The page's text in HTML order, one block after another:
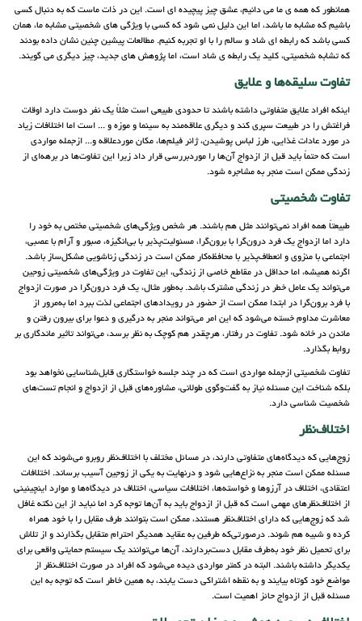
همانطور که همه ی ما می دانیم، عشق چیز پیچیده ای است. این در ذات ماست که به دنبال کسی
باشیم که مشابه ما باشد، اما این دلیل نمی شود که کسی با ویژگی های شخصیتی مشابه ما، همان
کسی باشد که رابطه ای شاد و سالم را با او تجربه کنیم. مطالعات پیشین چنین نشان داده بودند
که تشابه شخصیتی، کلید یک رابطه ی شاد است، اما پژوهش های جدید، چیز دیگری می گویند.
تفاوت سلیقه‌ها و علایق
اینکه افراد علایق متفاوتی داشته باشند تا حدودی طبیعی است مثلاً یک نفر دوست دارد اوقات
فراغتش را در طبیعت سپری کند و دیگری علاقه‌مند به سینما و موزه و ... است اما اختلافات زیاد
در مورد عادات غذایی، طرز لباس پوشیدن، ژانر فیلم‌ها، مکان موردعلاقه و... ازجمله مواردی
است که حتماً باید قبل از ازدواج آن‌ها را موردبررسی قرار داد زیرا این تفاوت‌ها در برهه‌ای از
زندگی ممکن است منجر به مشاجره شود.
تفاوت شخصیتی
طبیعتاً همه افراد نمی‌توانند مثل هم باشند. هر شخص ویژگی‌های شخصیتی مختص به خود را
دارد اما ازدواج یک فرد درون‌گرا با برون‌گرا، مسئولیت‌پذیر با بی‌انگیزه، صبور و آرام با عصبی،
اجتماعی با منزوی و انعطاف‌پذیر با محافظه‌کار ممکن است در زندگی زناشویی مشکل‌ساز باشد.
اگرنه همیشه، اما حداقل در مقاطع خاصی از زندگی، این تفاوت در ویژگی‌های شخصیتی زوجین
می‌تواند یک عامل خطر در زندگی مشترک باشد. به‌طور مثال، یک فرد درون‌گرا در صورت ازدواج
با فرد برون‌گرا در ابتدا ممکن است از حضور در رویدادهای اجتماعی لذت ببرد اما به‌مرور از
معاشرت مداوم خسته می‌شود که این امر می‌تواند منجر به درگیری و دعوا برای بیرون رفتن و
ماندن در خانه شود. تفاوت در رفتار، هرچقدر هم کوچک به نظر برسد، می‌تواند تاثیر ماندگاری بر
روابط بگذارد.
تفاوت شخصیتی ازجمله مواردی است که در چند جلسه خواستگاری قابل‌شناسایی نخواهد بود
بلکه شناخت این مسئله نیاز به گفت‌وگوی طولانی، مشاوره‌های قبل از ازدواج و انجام تست‌های
شخصیت شناسی دارد.
اختلاف‌نظر
زوج‌هایی که دیدگاه‌های متفاوتی دارند، در مسائل مختلف با اختلاف‌نظر روبرو می‌شوند که این
مسئله ممکن است منجر به نزاع‌هایی شود و درنهایت به یکی از زوجین آسیب برساند. اختلافات
اعتقادی، اختلاف در آرزوها و خواسته‌ها، اختلافات سیاسی، اختلاف در دیدگاه‌ها و موارد اینچینینی
از اختلاف‌نظرهای مهمی است که قبل از ازدواج باید به آن‌ها توجه کرد اما نباید از این نکته غافل
شد که زوج‌هایی که دارای اختلاف‌نظر هستند، ممکن است بتوانند طرف مقابل را با خود همراه
کرده و شبیه هم شوند. درصورتی‌که طرفین به عقاید همدیگر احترام متقابل بگذارند و از تلاش
برای تحمیل نظر خود به‌طرف مقابل دست‌بردارند، آن‌ها می‌توانند یک سیستم حمایتی واقعی برای
یکدیگر داشته باشند. البته در کمتر مواردی دیده می‌شود که افراد در صورت اختلاف‌نظر از
مواضع خود کوتاه بیایند و به نقطه اشتراکی دست یابند، به همین خاطر است که توجه به این
مسئله قبل از ازدواج حائز اهمیت است.